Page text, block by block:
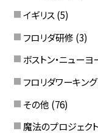
イギリス (5)
フロリダ研修 (3)
ボストン・ニュー
フロリダワーキン
その他 (76)
魔法のプロジェクト